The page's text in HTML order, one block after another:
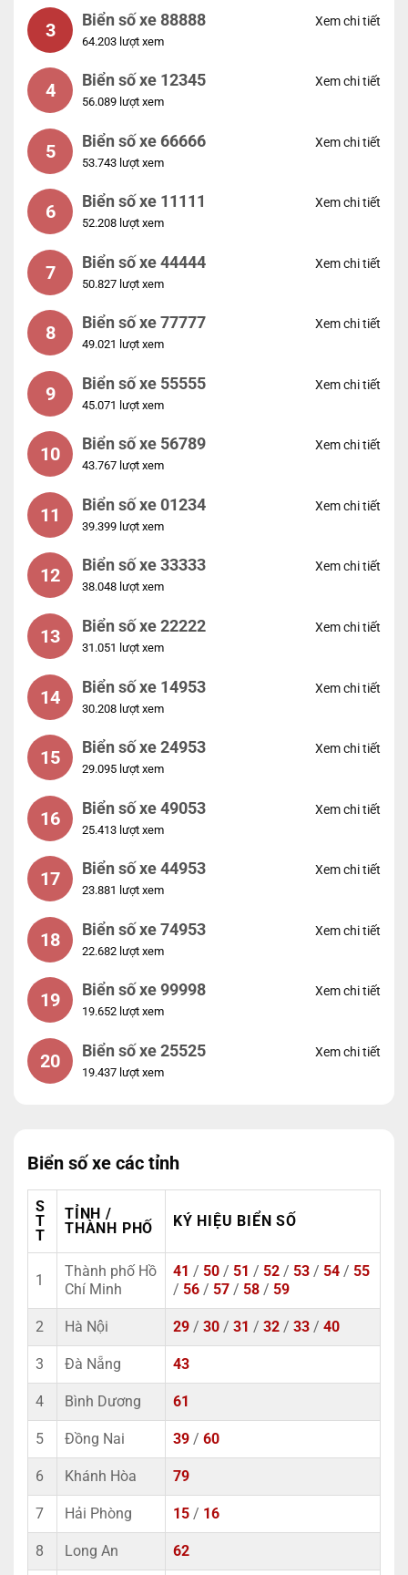
3 Biển số xe 88888
64.203 lượt xem
Xem chi tiết
4 Biển số xe 12345
56.089 lượt xem
Xem chi tiết
5 Biển số xe 66666
53.743 lượt xem
Xem chi tiết
6 Biển số xe 11111
52.208 lượt xem
Xem chi tiết
7 Biển số xe 44444
50.827 lượt xem
Xem chi tiết
8 Biển số xe 77777
49.021 lượt xem
Xem chi tiết
9 Biển số xe 55555
45.071 lượt xem
Xem chi tiết
10 Biển số xe 56789
43.767 lượt xem
Xem chi tiết
11 Biển số xe 01234
39.399 lượt xem
Xem chi tiết
12 Biển số xe 33333
38.048 lượt xem
Xem chi tiết
13 Biển số xe 22222
31.051 lượt xem
Xem chi tiết
14 Biển số xe 14953
30.208 lượt xem
Xem chi tiết
15 Biển số xe 24953
29.095 lượt xem
Xem chi tiết
16 Biển số xe 49053
25.413 lượt xem
Xem chi tiết
17 Biển số xe 44953
23.881 lượt xem
Xem chi tiết
18 Biển số xe 74953
22.682 lượt xem
Xem chi tiết
19 Biển số xe 99998
19.652 lượt xem
Xem chi tiết
20 Biển số xe 25525
19.437 lượt xem
Xem chi tiết
Biển số xe các tỉnh
S
T
T
TỈNH /
THÀNH PHỐ
KÝ HIỆU BIỂN SỐ
1
Thành phố Hồ
Chí Minh
41 / 50 / 51 / 52 / 53 / 54 / 55
/ 56 / 57 / 58 / 59
2 Hà Nội 29 / 30 / 31 / 32 / 33 / 40
3 Đà Nẵng 43
4 Bình Dương 61
5 Đồng Nai 39 / 60
6 Khánh Hòa 79
7 Hải Phòng 15 / 16
8 Long An 62